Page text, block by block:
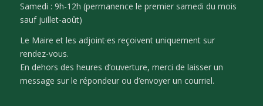
Samedi : 9h-12h (permanence le premier samedi du mois
sauf juillet-août)
Le Maire et les adjoint·es reçoivent uniquement sur
rendez-vous.
En dehors des heures d’ouverture, merci de laisser un
message sur le répondeur ou d’envoyer un courriel.